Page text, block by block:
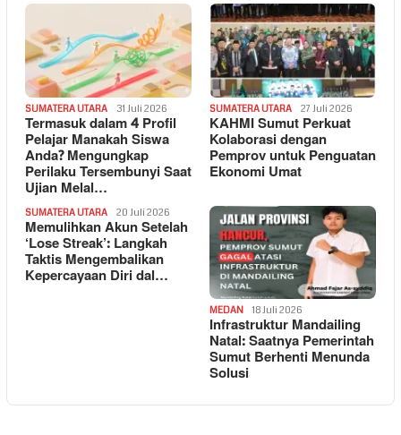
SUMATERA UTARA 31 Juli 2026
Termasuk dalam 4 Profil
Pelajar Manakah Siswa
Anda? Mengungkap
Perilaku Tersembunyi Saat
Ujian Melal…
SUMATERA UTARA 27 Juli 2026
KAHMI Sumut Perkuat
Kolaborasi dengan
Pemprov untuk Penguatan
Ekonomi Umat
SUMATERA UTARA 20 Juli 2026
Memulihkan Akun Setelah
‘Lose Streak’: Langkah
Taktis Mengembalikan
Kepercayaan Diri dal…
MEDAN 18 Juli 2026
Infrastruktur Mandailing
Natal: Saatnya Pemerintah
Sumut Berhenti Menunda
Solusi